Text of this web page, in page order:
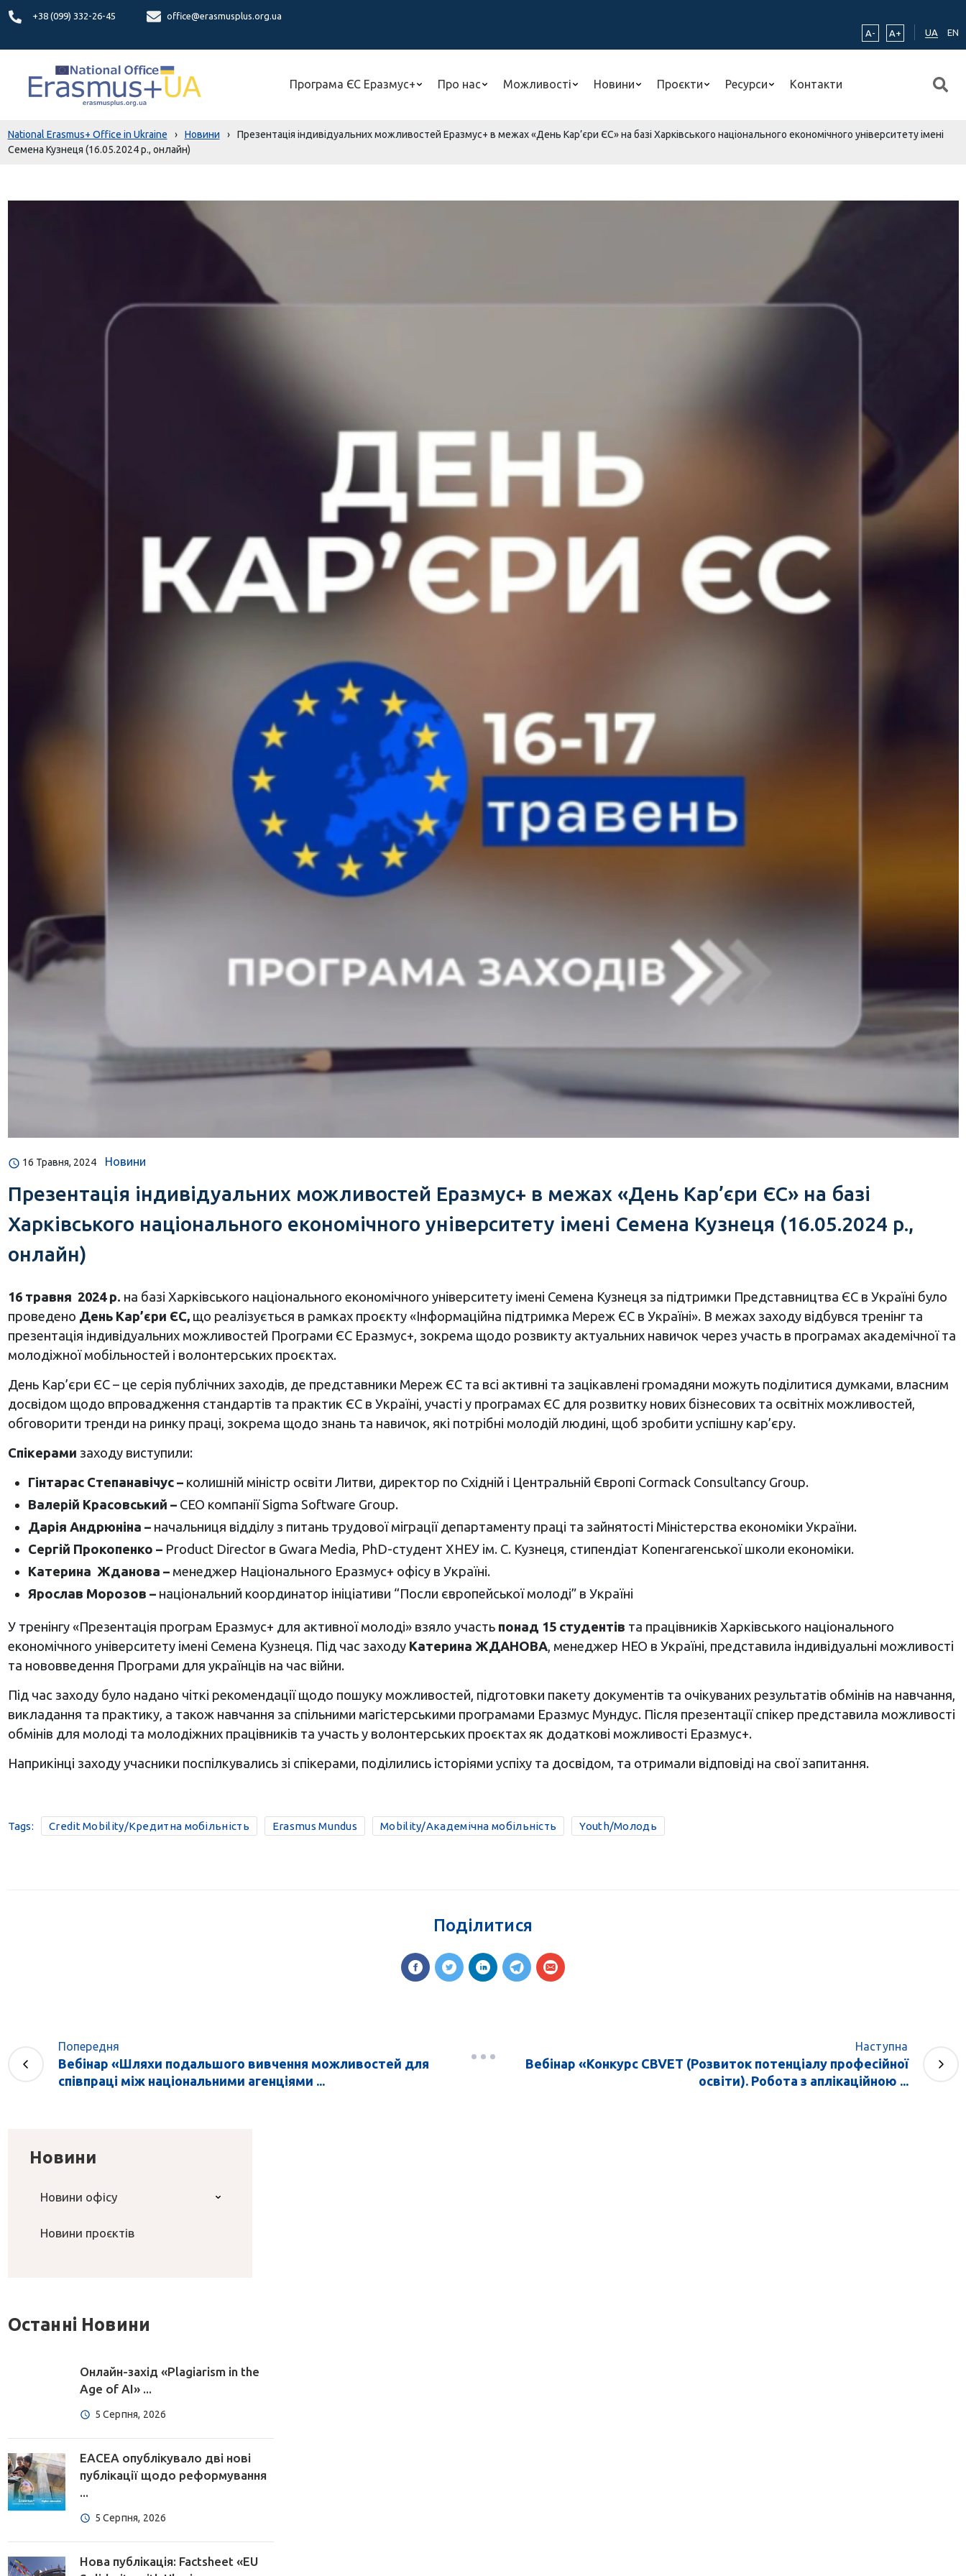
+38 (099) 332-26-45
office@erasmusplus.org.ua
A-
A+ UA EN
Програма ЄС Еразмус+ Про нас Можливості Новини Проєкти Ресурси Контакти
National Erasmus+ Office in Ukraine › Новини ›
Презентація індивідуальних можливостей Еразмус+ в межах «День Кар’єри ЄС» на базі Харківського національного економічного університету імені
Семена Кузнеця (16.05.2024 р., онлайн)
16 Травня, 2024 Новини
Презентація індивідуальних можливостей Еразмус+ в межах «День Кар’єри ЄС» на базі
Харківського національного економічного університету імені Семена Кузнеця (16.05.2024 р.,
онлайн)
16 травня 2024 р. на базі Харківського національного економічного університету імені Семена Кузнеця за підтримки Представництва ЄС в Україні було
проведено День Кар’єри ЄС,що реалізується в рамках проєкту «Інформаційна підтримка Мереж ЄС в Україні». В межах заходу відбувся тренінг та
презентація індивідуальних можливостей Програми ЄС Еразмус+, зокрема щодо розвикту актуальних навичок через участь в програмах академічної та
молодіжної мобільностей і волонтерських проєктах.
День Кар’єри ЄС – це серія публічних заходів, де представники Мереж ЄС та всі активні та зацікавлені громадяни можуть поділитися думками, власним
досвідом щодо впровадження стандартів та практик ЄС в Україні, участі у програмах ЄС для розвитку нових бізнесових та освітніх можливостей,
обговорити тренди на ринку праці, зокрема щодо знань та навичок, які потрібні молодій людині, щоб зробити успішну кар’єру.
Спікерами заходу виступили:
Гінтарас Степанавічус – колишній міністр освіти Литви, директор по Східній і Центральній Європі Cormack Consultancy Group.
Валерій Красовський –CEO компанії Sigma Software Group.
Дарія Андрюніна – начальниця відділу з питань трудової міграції департаменту праці та зайнятості Міністерства економіки України.
Сергій Прокопенко – Product Director в Gwara Media, PhD-студент ХНЕУ ім. С. Кузнеця, стипендіат Копенгагенської школи економіки.
Катерина Жданова – менеджер Національного Еразмус+ офісу в Україні.
Ярослав Морозов – національний координатор ініціативи “Посли європейської молоді” в Україні
У тренінгу «Презентація програм Еразмус+ для активної молоді» взяло участь понад 15 студентів та працівників Харківського національного
економічного університету імені Семена Кузнеця. Під час заходу Катерина ЖДАНОВА, менеджер НЕО в Україні, представила індивідуальні можливості
та нововведення Програми для українців на час війни.
Під час заходу було надано чіткі рекомендації щодо пошуку можливостей, підготовки пакету документів та очікуваних результатів обмінів на навчання,
викладання та практику, а також навчання за спільними магістерськими програмами Еразмус Мундус. Після презентації спікер представила можливості
обмінів для молоді та молодіжних працівників та участь у волонтерських проєктах як додаткові можливості Еразмус+.
Наприкінці заходу учасники поспілкувались зі спікерами, поділились історіями успіху та досвідом, та отримали відповіді на свої запитання.
Tags: Credit Mobility/Кредитна мобільність Erasmus Mundus Mobility/Академічна мобільність Youth/Молодь
Поділитися
Попередня
Вебінар «Шляхи подальшого вивчення можливостей для
співпраці між національними агенціями ...
Наступна
Вебінар «Конкурс CBVET (Розвиток потенціалу професійної
освіти). Робота з аплікаційною ...
Новини
Новини офісу
Новини проєктів
Останні Новини
Онлайн-захід «Plagiarism in the
Age of AI» ...
5 Серпня, 2026
EACEA опублікувало дві нові
публікації щодо реформування
...
5 Серпня, 2026
Нова публікація: Factsheet «EU